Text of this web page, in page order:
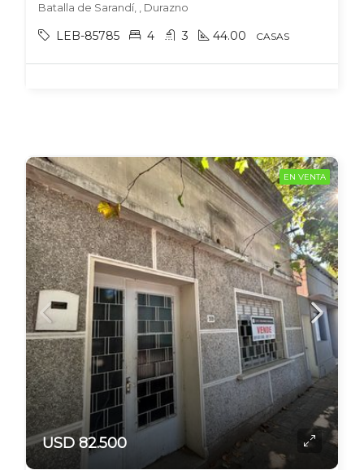
Batalla de Sarandí, , Durazno
LEB-85785 4 3 44.00 CASAS
EN VENTA
USD 82.500